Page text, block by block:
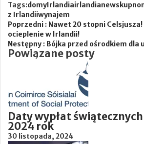
Tags:domy Irlandiairlandianews kupno
z Irlandiiwynajem
Poprzedni : Nawet 20 stopni
ocieplenie w Irlandii!
Nestępny : Bójka przed ośrodkiem dla
Powiązane posty
Daty wypłat
2024 rok
30 listopada, 2024